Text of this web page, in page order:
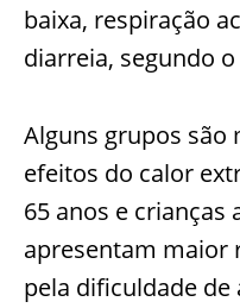
baixa, respiração
diarreia, segundo
Alguns grupos são
efeitos do calor
65 anos e crianças
apresentam maior
pela dificuldade de